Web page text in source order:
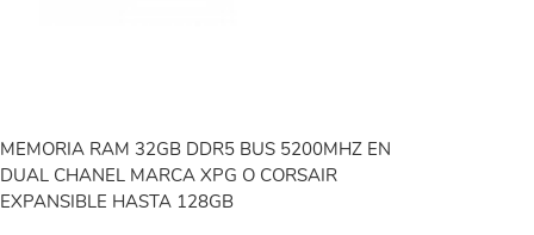
MEMORIA RAM 32GB DDR5 BUS 5200MHZ EN
DUAL CHANEL MARCA XPG O CORSAIR
EXPANSIBLE HASTA 128GB